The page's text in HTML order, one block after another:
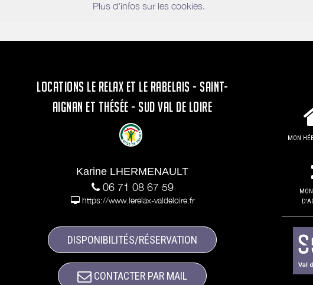
Plus d'infos sur les cookies.
LOCATIONS LE RELAX ET LE RABELAIS - SAINT-
AIGNAN ET THÉSÉE - SUD VAL DE LOIRE
Karine LHERMENAULT
06 71 08 67 59
https://www.lerelax-valdeloire.fr
DISPONIBILITÉS/RÉSERVATION
CONTACTER PAR MAIL
MON